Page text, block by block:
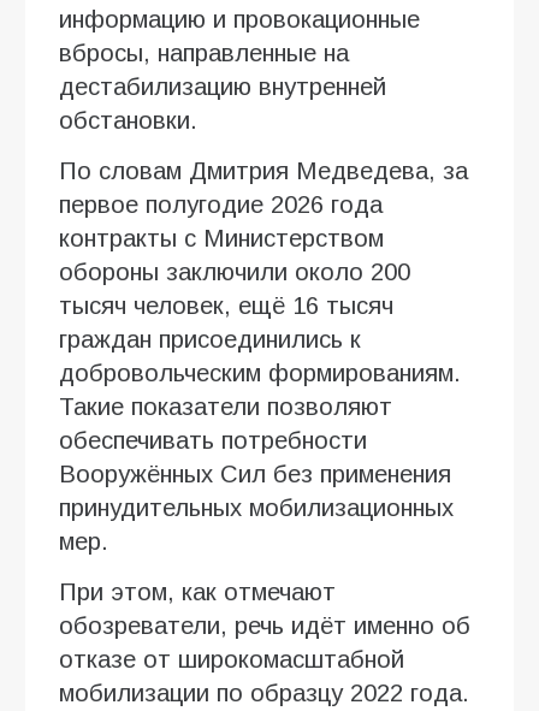
информацию и провокационные
вбросы, направленные на
дестабилизацию внутренней
обстановки.
По словам Дмитрия Медведева, за
первое полугодие 2026 года
контракты с Министерством
обороны заключили около 200
тысяч человек, ещё 16 тысяч
граждан присоединились к
добровольческим формированиям.
Такие показатели позволяют
обеспечивать потребности
Вооружённых Сил без применения
принудительных мобилизационных
мер.
При этом, как отмечают
обозреватели, речь идёт именно об
отказе от широкомасштабной
мобилизации по образцу 2022 года.